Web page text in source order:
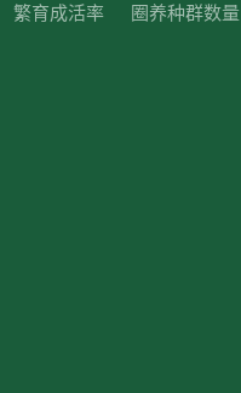
繁育成活率 圈养种群数量